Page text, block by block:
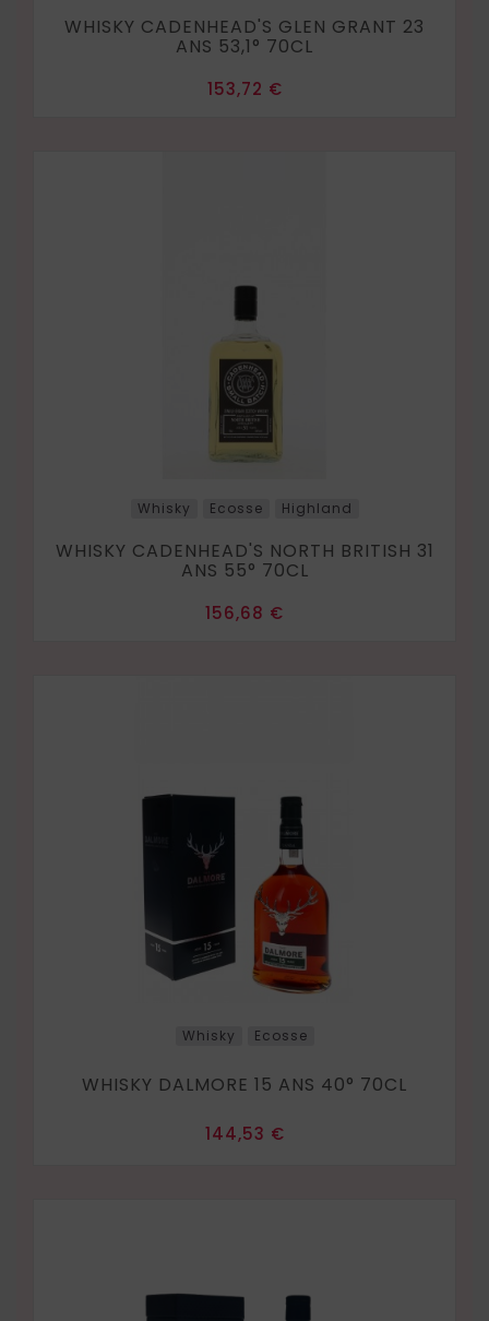
WHISKY CADENHEAD'S GLEN GRANT 23
ANS 53,1° 70CL
Prix
153,72 €
Whisky Ecosse Highland
WHISKY CADENHEAD'S NORTH BRITISH 31
ANS 55° 70CL
Prix
156,68 €
Whisky Ecosse
WHISKY DALMORE 15 ANS 40° 70CL
Prix
144,53 €